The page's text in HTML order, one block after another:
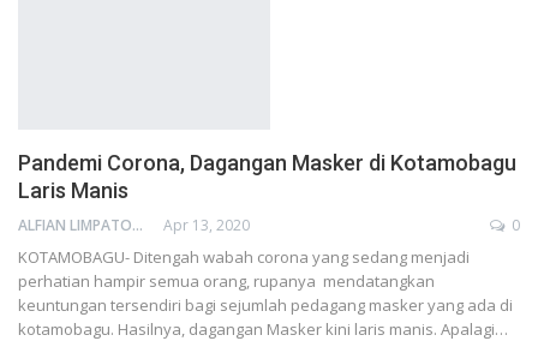
Pandemi Corona, Dagangan Masker di Kotamobagu
Laris Manis
ALFIAN LIMPATON Apr 13, 2020 0
KOTAMOBAGU- Ditengah wabah corona yang sedang menjadi
perhatian hampir semua orang, rupanya mendatangkan
keuntungan tersendiri bagi sejumlah pedagang masker yang ada di
kotamobagu. Hasilnya, dagangan Masker kini laris manis. Apalagi…